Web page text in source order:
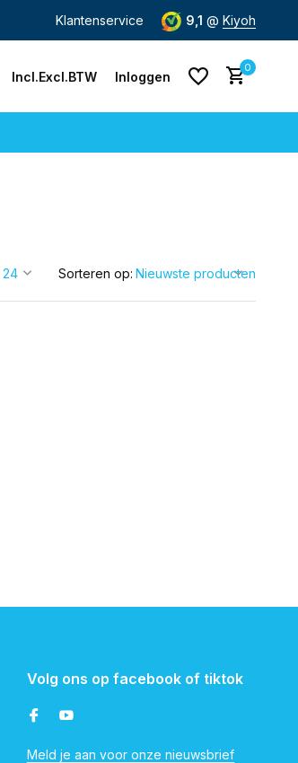
Gratis verzending vanaf € 60,-
Klantenservice 9,1 @ Kiyoh
Incl.Excl.BTW Inloggen
0
Sorteren op:
Volg ons op facebook of tiktok
Meld je aan voor onze nieuwsbrief